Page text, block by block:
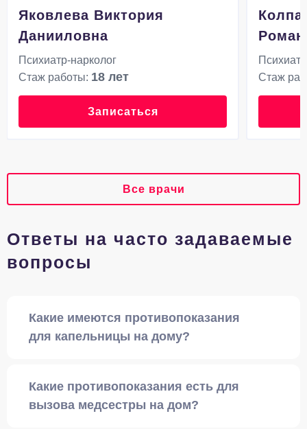
Яковлева Виктория
Данииловна
Психиатр-нарколог
Стаж работы: 18 лет
Записаться
Стаж
Все врачи
Ответы на часто задаваемые
вопросы
Какие имеются противопоказания
для капельницы на дому?
Какие противопоказания есть для
вызова медсестры на дом?